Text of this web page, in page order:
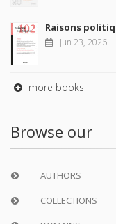
Raisons
Jun 23, 2026
more books
Browse our
AUTHORS
COLLECTIONS